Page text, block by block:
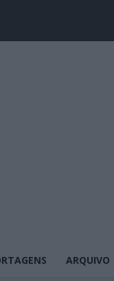
ARQUIVO